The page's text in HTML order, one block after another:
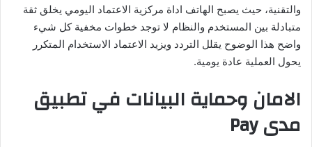
والتقنية، حيث يصبح الهاتف اداة مركزية الاعتماد اليومي يخلق ثقة
متبادلة بين المستخدم والنظام لا توجد خطوات مخفية كل شيء
واضح هذا الوضوح يقلل التردد ويزيد الاعتماد الاستخدام المتكرر
يحول العملية عادة يومية.
الامان وحماية البيانات في تطبيق
مدى Pay